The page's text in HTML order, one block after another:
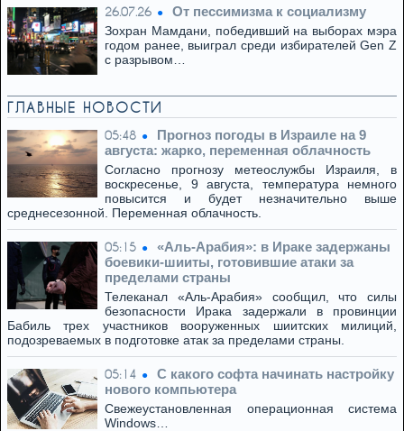
26.07.26 От пессимизма к социализму
Зохран Мамдани, победивший на выборах мэра
годом ранее, выиграл среди избирателей Gen Z
с разрывом…
ГЛАВНЫЕ НОВОСТИ
05:48
Прогноз погоды в Израиле на 9
августа: жарко, переменная облачность
Согласно прогнозу метеослужбы Израиля, в
воскресенье, 9 августа, температура немного
повысится и будет незначительно выше
среднесезонной. Переменная облачность.
05:15
«Аль-Арабия»: в Ираке задержаны
боевики-шииты, готовившие атаки за
пределами страны
Телеканал «Аль-Арабия» сообщил, что силы
безопасности Ирака задержали в провинции
Бабиль трех участников вооруженных шиитских милиций,
подозреваемых в подготовке атак за пределами страны.
05:14
С какого софта начинать настройку
нового компьютера
Свежеустановленная операционная система
Windows…